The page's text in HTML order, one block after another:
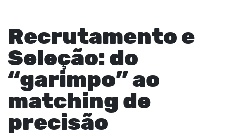
Recrutamento e
Seleção: do
“garimpo” ao
matching de
precisão